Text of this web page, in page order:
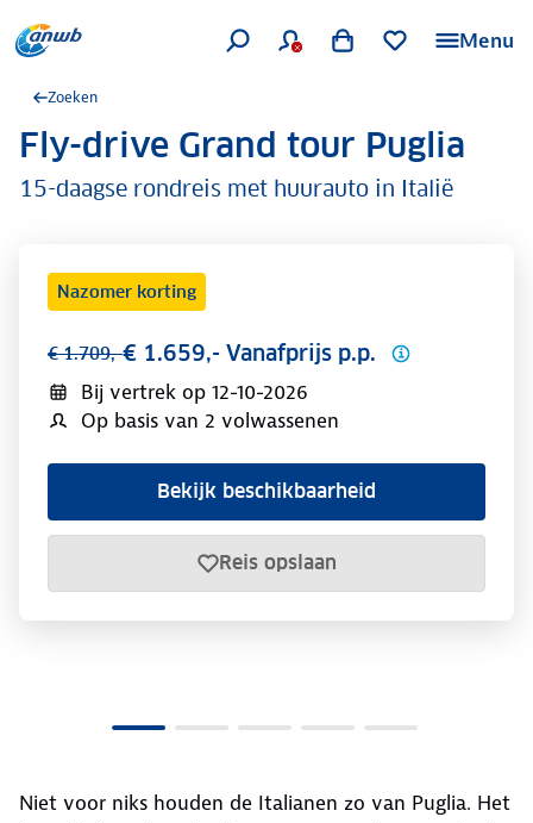
Menu
Zoeken
.Fly-drive Grand tour Puglia
15-daagse rondreis met huurauto in Italië
Nazomer korting
€ 1.709,-€ 1.659,- Vanafprijs p.p.
Bij vertrek op 12-10-2026
Op basis van 2 volwassenen
Bekijk beschikbaarheid
Reis opslaan
Niet voor niks houden de Italianen zo van Puglia. Het